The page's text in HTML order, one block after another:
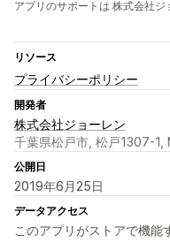
アプリのサポートは 株式会社ジ
リソース
プライバシーポリシー
開発者
株式会社ジョーレン
千葉県松戸市, 松戸1307-
公開日
2019年6月25日
データアクセス
このアプリがストアで機能